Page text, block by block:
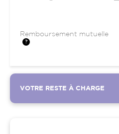
Remboursement mutuelle
VOTRE RESTE À CHARGE